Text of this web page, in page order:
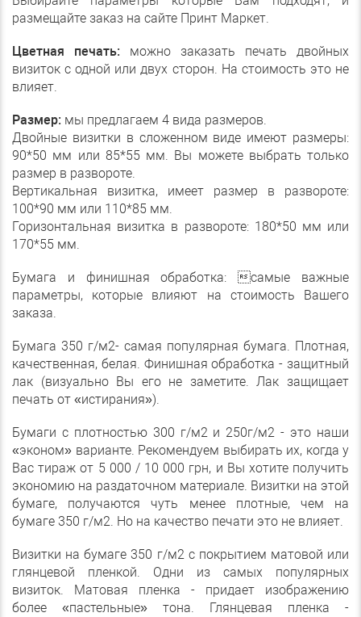
размещайте заказ на сайте Принт Маркет.
Цветная печать: можно заказать печать двойных
визиток с одной или двух сторон. На стоимость это не
влияет.
Размер: мы предлагаем 4 вида размеров.
Двойные визитки в сложенном виде имеют размеры:
90*50 мм или 85*55 мм. Вы можете выбрать только
размер в развороте.
Вертикальная визитка, имеет размер в развороте:
100*90 мм или 110*85 мм.
Горизонтальная визитка в развороте: 180*50 мм или
170*55 мм.
Бумага и финишная обработка: самые важные
параметры, которые влияют на стоимость Вашего
заказа.
Бумага 350 г/м2- самая популярная бумага. Плотная,
качественная, белая. Финишная обработка - защитный
лак (визуально Вы его не заметите. Лак защищает
печать от «истирания»).
Бумаги с плотностью 300 г/м2 и 250г/м2 - это наши
«эконом» варианте. Рекомендуем выбирать их, когда у
Вас тираж от 5 000 / 10 000 грн, и Вы хотите получить
экономию на раздаточном материале. Визитки на этой
бумаге, получаются чуть менее плотные, чем на
бумаге 350 г/м2. Но на качество печати это не влияет.
Визитки на бумаге 350 г/м2 с покрытием матовой или
глянцевой пленкой. Одни из самых популярных
визиток. Матовая пленка - придает изображению
более «пастельные» тона. Глянцевая пленка -